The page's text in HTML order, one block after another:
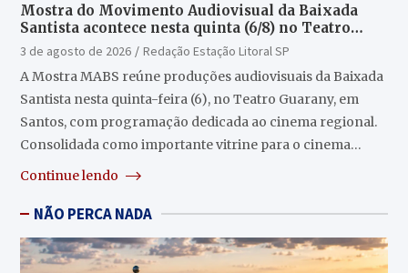
Mostra do Movimento Audiovisual da Baixada
Santista acontece nesta quinta (6/8) no Teatro
Guarany
3 de agosto de 2026
Redação Estação Litoral SP
A Mostra MABS reúne produções audiovisuais da Baixada
Santista nesta quinta-feira (6), no Teatro Guarany, em
Santos, com programação dedicada ao cinema regional.
Consolidada como importante vitrine para o cinema…
Continue lendo
NÃO PERCA NADA